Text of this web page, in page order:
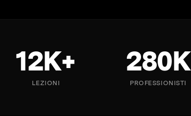
12K+
LEZIONI
280K
PROFESSIONISTI